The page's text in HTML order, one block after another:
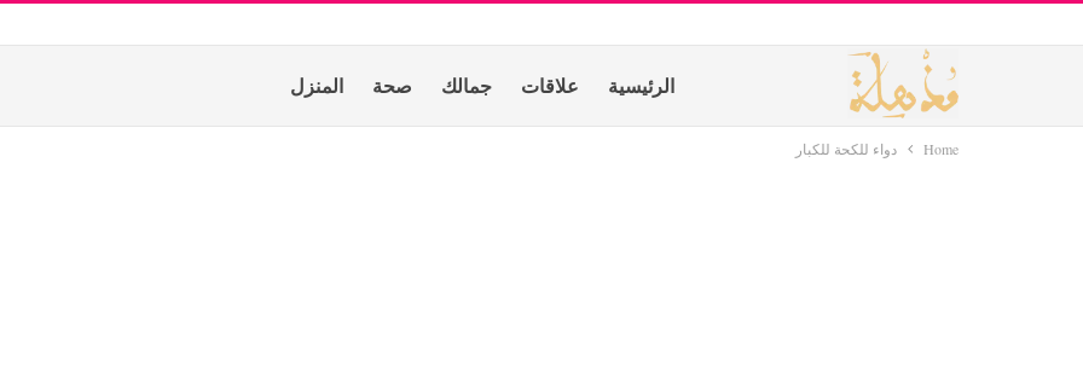
الرئيسية علاقات جمالك صحة المنزل
Home دواء للكحة للكبار